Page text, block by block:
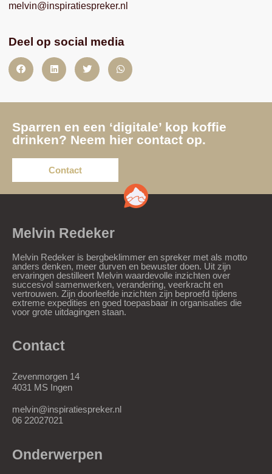
melvin@inspiratiespreker.nl
Deel op social media
Sparren en een ‘digitale’ kop koffie
drinken? Neem hier contact op.
Contact
Melvin Redeker
Melvin Redeker is bergbeklimmer en spreker met als motto
anders denken, meer durven en bewuster doen. Uit zijn
ervaringen destilleert Melvin waardevolle inzichten over
succesvol samenwerken, verandering, veerkracht en
vertrouwen. Zijn doorleefde inzichten zijn beproefd tijdens
extreme expedities en goed toepasbaar in organisaties die
voor grote uitdagingen staan.
Contact
Zevenmorgen 14
4031 MS Ingen
melvin@inspiratiespreker.nl
06 22027021
Onderwerpen